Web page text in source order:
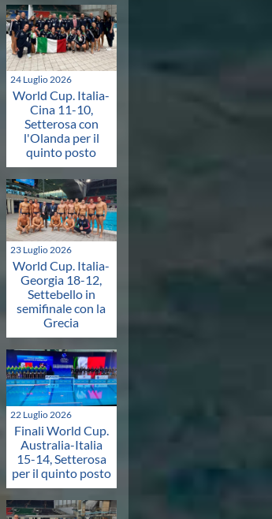
24 Luglio 2026
World Cup. Italia-
Cina 11-10,
Setterosa con
l'Olanda per il
quinto posto
23 Luglio 2026
World Cup. Italia-
Georgia 18-12,
Settebello in
semifinale con la
Grecia
22 Luglio 2026
Finali World Cup.
Australia-Italia
15-14, Setterosa
per il quinto posto